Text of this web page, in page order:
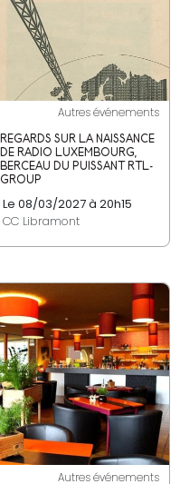
Autres événements
REGARDS SUR LA NAISSANCE
DE RADIO LUXEMBOURG,
BERCEAU DU PUISSANT RTL-
GROUP
Le 08/03/2027 à 20h15
CC Libramont
Autres événements